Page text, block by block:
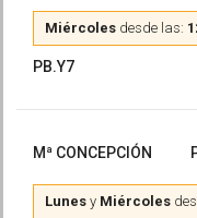
Miércoles desde las:
PB.Y7
Mª CONCEPCIÓN
Lunes y Miércoles